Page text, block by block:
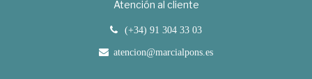
Atención al cliente
(+34) 91 304 33 03
atencion@marcialpons.es